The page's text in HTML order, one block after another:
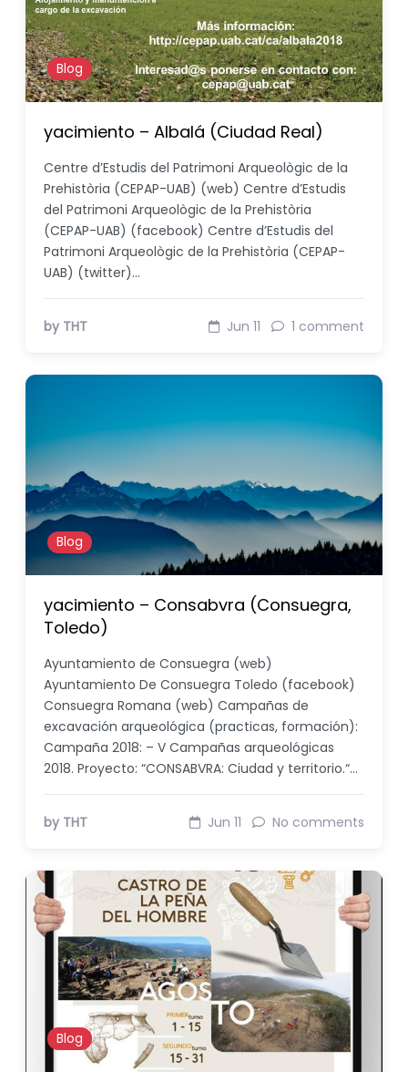
Blog
yacimiento – Albalá (Ciudad Real)
Centre d’Estudis del Patrimoni Arqueològic de la
Prehistòria (CEPAP-UAB) (web) Centre d’Estudis
del Patrimoni Arqueològic de la Prehistòria
(CEPAP-UAB) (facebook) Centre d’Estudis del
Patrimoni Arqueològic de la Prehistòria (CEPAP-
UAB) (twitter)…
by THT Jun 11 1 comment
Blog
yacimiento – Consabvra (Consuegra,
Toledo)
Ayuntamiento de Consuegra (web)
Ayuntamiento De Consuegra Toledo (facebook)
Consuegra Romana (web) Campañas de
excavación arqueológica (practicas, formación):
Campaña 2018: – V Campañas arqueológicas
2018. Proyecto: “CONSABVRA: Ciudad y territorio.“…
by THT Jun 11 No comments
Blog